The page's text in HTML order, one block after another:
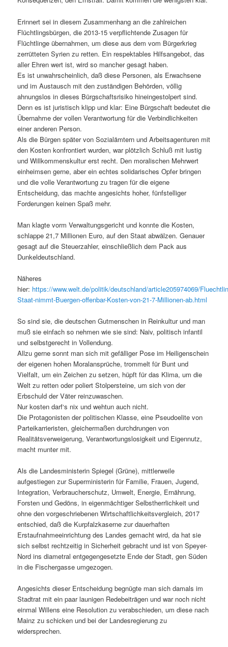
Erinnert sei in diesem Zusammenhang an die zahlreichen
Flüchtlingsbürgen, die 2013-15 verpflichtende Zusagen für
Flüchtlinge übernahmen, um diese aus dem vom Bürgerkrieg
zerrütteten Syrien zu retten. Ein respektables Hilfsangebot, das
aller Ehren wert ist, wird so mancher gesagt haben.
Es ist unwahrscheinlich, daß diese Personen, als Erwachsene
und im Austausch mit den zuständigen Behörden, völlig
ahnungslos in dieses Bürgschaftsrisiko hineingestolpert sind.
Denn es ist juristisch klipp und klar: Eine Bürgschaft bedeutet die
Übernahme der vollen Verantwortung für die Verbindlichkeiten
einer anderen Person.
Als die Bürgen später von Sozialämtern und Arbeitsagenturen mit
den Kosten konfrontiert wurden, war plötzlich Schluß mit lustig
und Willkommenskultur erst recht. Den moralischen Mehrwert
einheimsen gerne, aber ein echtes solidarisches Opfer bringen
und die volle Verantwortung zu tragen für die eigene
Entscheidung, das machte angesichts hoher, fünfstelliger
Forderungen keinen Spaß mehr.
Man klagte vorm Verwaltungsgericht und konnte die Kosten,
schlappe 21,7 Millionen Euro, auf den Staat abwälzen. Genauer
gesagt auf die Steuerzahler, einschließlich dem Pack aus
Dunkeldeutschland.
Näheres
hier: https://www.welt.de/politik/deutschland/article205974069/
Staat-nimmt-Buergen-offenbar-Kosten-von-21-7-Millionen-ab.html
So sind sie, die deutschen Gutmenschen in Reinkultur und man
muß sie einfach so nehmen wie sie sind: Naiv, politisch infantil
und selbstgerecht in Vollendung.
Allzu gerne sonnt man sich mit gefälliger Pose im Heiligenschein
der eigenen hohen Moralansprüche, trommelt für Bunt und
Vielfalt, um ein Zeichen zu setzen, hüpft für das Klima, um die
Welt zu retten oder poliert Stolpersteine, um sich von der
Erbschuld der Väter reinzuwaschen.
Nur kosten darf‘s nix und wehtun auch nicht.
Die Protagonisten der politischen Klasse, eine Pseudoelite von
Parteikarrieristen, gleichermaßen durchdrungen von
Realitätsverweigerung, Verantwortungslosigkeit und Eigennutz,
macht munter mit.
Als die Landesministerin Spiegel (Grüne), mittlerweile
aufgestiegen zur Superministerin für Familie, Frauen, Jugend,
Integration, Verbraucherschutz, Umwelt, Energie, Ernährung,
Forsten und Gedöns, in eigenmächtiger Selbstherrlichkeit und
ohne den vorgeschriebenen Wirtschaftlichkeitsvergleich, 2017
entschied, daß die Kurpfalzkaserne zur dauerhaften
Erstaufnahmeeinrichtung des Landes gemacht wird, da hat sie
sich selbst rechtzeitig in Sicherheit gebracht und ist von Speyer-
Nord ins diametral entgegengesetzte Ende der Stadt, gen Süden
in die Fischergasse umgezogen.
Angesichts dieser Entscheidung begnügte man sich damals im
Stadtrat mit ein paar launigen Redebeiträgen und war noch nicht
einmal Willens eine Resolution zu verabschieden, um diese nach
Mainz zu schicken und bei der Landesregierung zu
widersprechen.